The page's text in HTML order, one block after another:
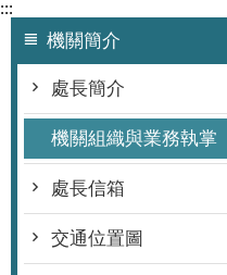
:::
機關簡介
處長簡介
機關組織與業務執掌
處長信箱
交通位置圖